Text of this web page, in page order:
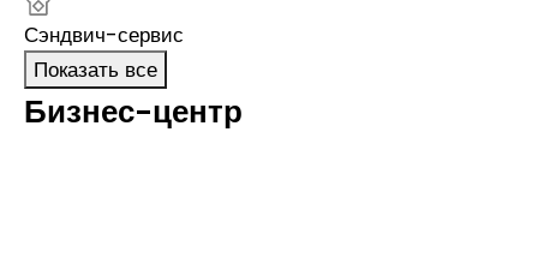
Сэндвич-сервис
Показать все
Бизнес-центр